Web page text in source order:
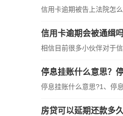
信用卡逾期被告上法院怎
信用卡逾期会被通缉
相信目前很多小伙伴对于
停息挂账什么意思？
停息挂账什么意思?1、停
房贷可以延期还款多